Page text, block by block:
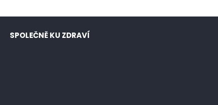
SPOLEČNĚ KU ZDRAVÍ